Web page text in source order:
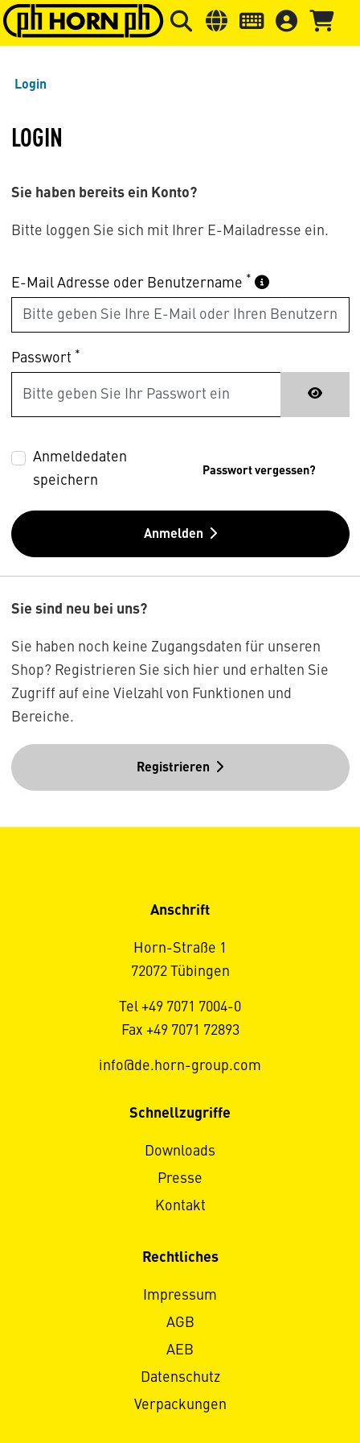
Springe zu Hauptinhalt Springe zum Header Springe
Login
LOGIN
Sie haben bereits ein Konto?
Bitte loggen Sie sich mit Ihrer E-Mailadresse ein.
E-Mail Adresse oder Benutzername *
Passwort *
Anmeldedaten
speichern
Passwort vergessen?
Anmelden
Sie sind neu bei uns?
Sie haben noch keine Zugangsdaten für unseren
Shop? Registrieren Sie sich hier und erhalten Sie
Zugriff auf eine Vielzahl von Funktionen und
Bereiche.
Registrieren
Anschrift
Horn-Straße 1
72072 Tübingen
Tel +49 7071 7004-0
Fax +49 7071 72893
info@de.horn-group.com
Schnellzugriffe
Downloads
Presse
Kontakt
Rechtliches
Impressum
AGB
AEB
Datenschutz
Verpackungen